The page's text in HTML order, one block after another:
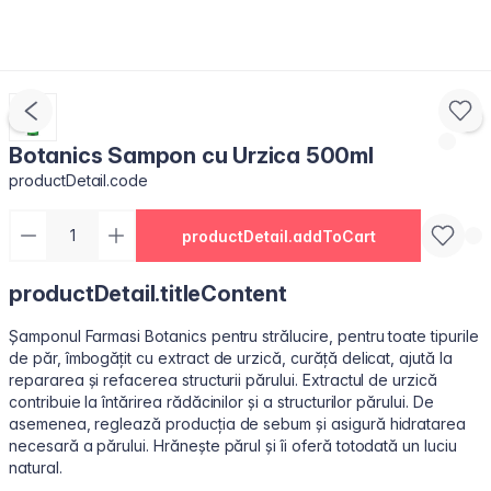
Botanics Sampon cu Urzica 500ml
productDetail.code
productDetail.addToCart
productDetail.titleContent
Șamponul Farmasi Botanics pentru strălucire, pentru toate tipurile
de păr, îmbogățit cu extract de urzică, curăță delicat, ajută la
repararea și refacerea structurii părului. Extractul de urzică
contribuie la întărirea rădăcinilor și a structurilor părului. De
asemenea, reglează producția de sebum și asigură hidratarea
necesară a părului. Hrănește părul și îi oferă totodată un luciu
natural.